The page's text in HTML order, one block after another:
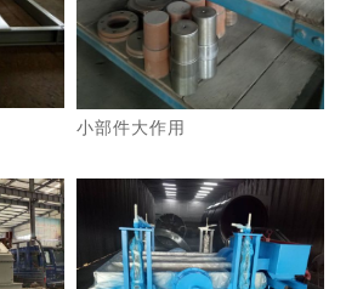
小部件大作用